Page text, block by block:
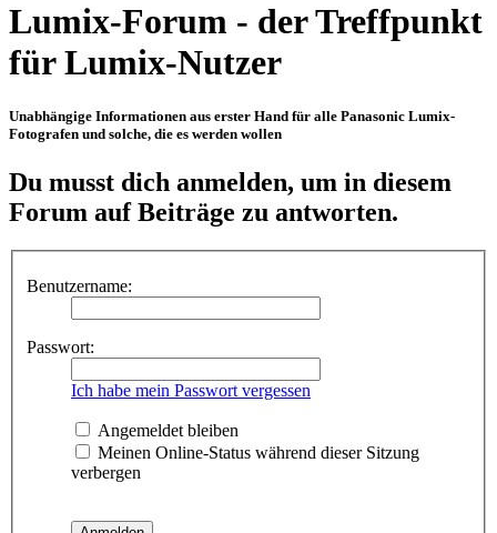
Lumix-Forum - der Treffpunkt
für Lumix-Nutzer
Unabhängige Informationen aus erster Hand für alle Panasonic Lumix-
Fotografen und solche, die es werden wollen
Du musst dich anmelden, um in diesem
Forum auf Beiträge zu antworten.
Benutzername:
Passwort:
Ich habe mein Passwort vergessen
Angemeldet bleiben
Meinen Online-Status während dieser Sitzung
verbergen